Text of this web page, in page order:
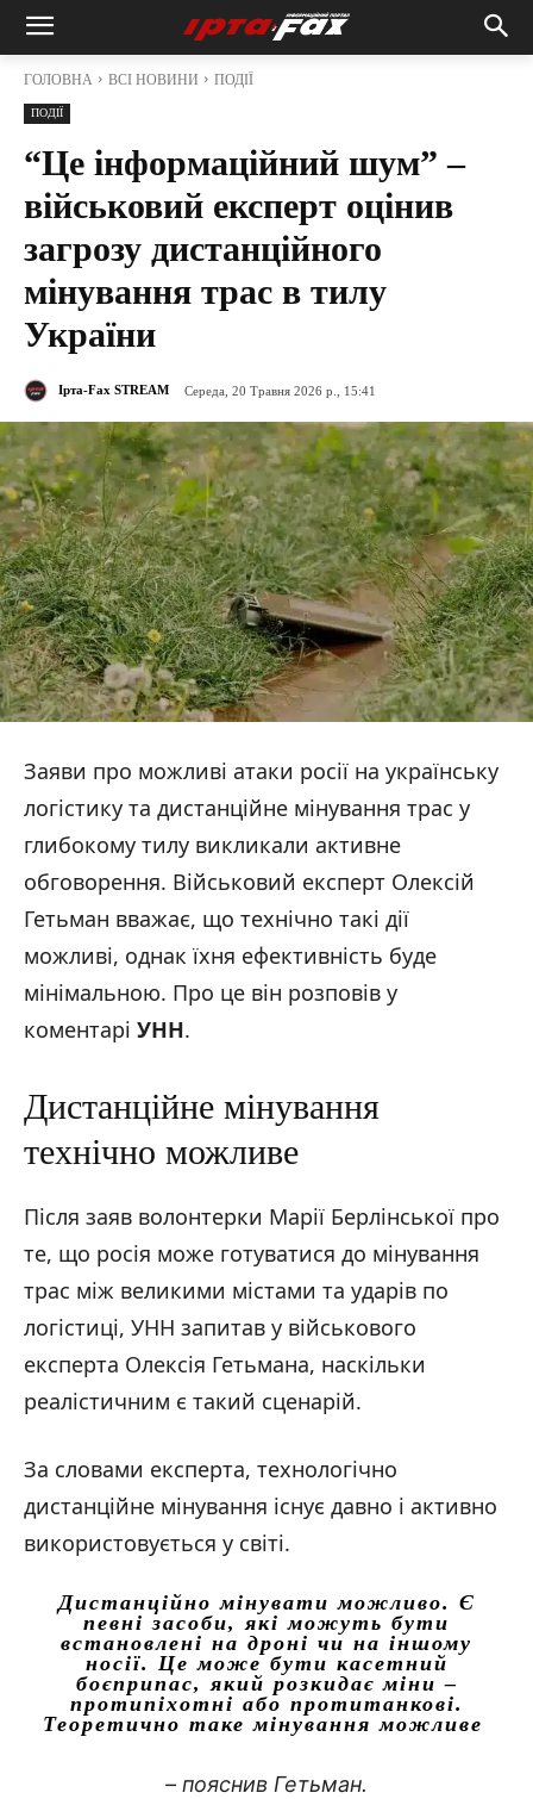
ГОЛОВНА ВСІ НОВИНИ ПОДІЇ
ПОДІЇ
“Це інформаційний шум” –
військовий експерт оцінив
загрозу дистанційного
мінування трас в тилу
України
Ірта-Fax STREAM Середа, 20 Травня 2026 р., 15:41
Заяви про можливі атаки росії на українську
логістику та дистанційне мінування трас у
глибокому тилу викликали активне
обговорення. Військовий експерт Олексій
Гетьман вважає, що технічно такі дії
можливі, однак їхня ефективність буде
мінімальною. Про це він розповів у
коментарі УНН.
Дистанційне мінування
технічно можливе
Після заяв волонтерки Марії Берлінської про
те, що росія може готуватися до мінування
трас між великими містами та ударів по
логістиці, УНН запитав у військового
експерта Олексія Гетьмана, наскільки
реалістичним є такий сценарій.
За словами експерта, технологічно
дистанційне мінування існує давно і активно
використовується у світі.
Дистанційно мінувати можливо. Є
певні засоби, які можуть бути
встановлені на дроні чи на іншому
носії. Це може бути касетний
боєприпас, який розкидає міни –
протипіхотні або протитанкові.
Теоретично таке мінування можливе
– пояснив Гетьман.